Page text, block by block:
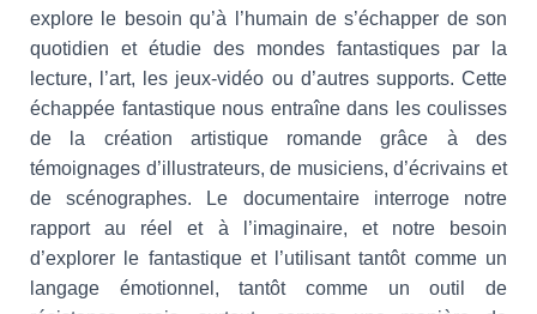
explore le besoin qu’à l’humain de s’échapper de son
quotidien et étudie des mondes fantastiques par la
lecture, l’art, les jeux-vidéo ou d’autres supports. Cette
échappée fantastique nous entraîne dans les coulisses
de la création artistique romande grâce à des
témoignages d’illustrateurs, de musiciens, d’écrivains et
de scénographes. Le documentaire interroge notre
rapport au réel et à l’imaginaire, et notre besoin
d’explorer le fantastique et l’utilisant tantôt comme un
langage émotionnel, tantôt comme un outil de